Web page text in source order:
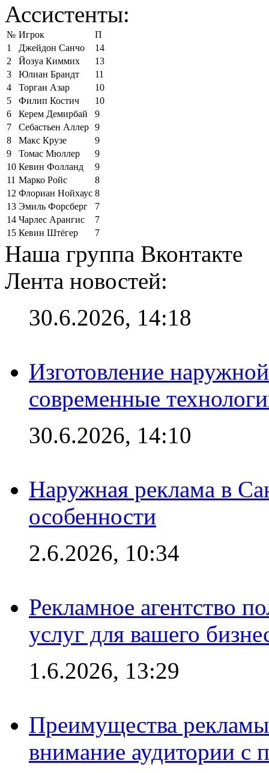
Ассистенты:
№ Игрок
П
1
Джейдон Санчо
14
2
Йозуа Киммих
13
3
Юлиан Брандт
11
4
Торган Азар
10
5
Филип Костич
10
6
Керем Демирбай
9
7
Себастьен Аллер 9
8
Макс Крузе
9
9
Томас Мюллер
9
10 Кевин Фолланд
9
11 Марко Ройс
8
12 Флориан Нойхаус 8
13 Эмиль Форсберг
7
14 Чарлес Арангис
7
15 Кевин Штёгер 7
Наша группа Вконтакте
Лента новостей:
30.6.2026, 14:18
Изготовление
современные
30.6.2026, 14:10
Наружная реклама в
особенности
2.6.2026, 10:34
Рекламное агентство
услуг для вашего
1.6.2026, 13:29
Преимущества
внимание аудитории